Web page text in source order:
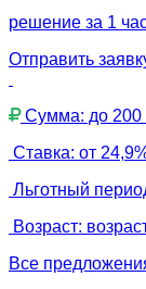
решение за 1
Отправить
Сумма: до 200
Ставка: от
Льготный
Возраст:
Все